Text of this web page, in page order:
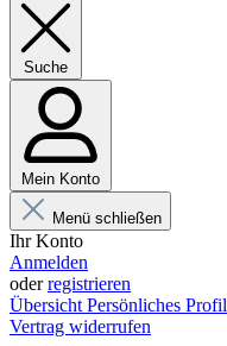
Suche
Mein Konto
Menü schließen
Ihr Konto
Anmelden
oderregistrieren
Übersicht Persönliches Profil
Vertrag widerrufen